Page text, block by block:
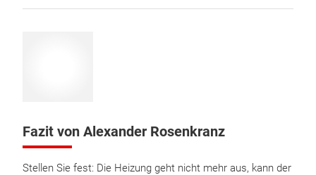
Fazit von Alexander Rosenkranz
Stellen Sie fest: Die Heizung geht nicht mehr aus, kann der